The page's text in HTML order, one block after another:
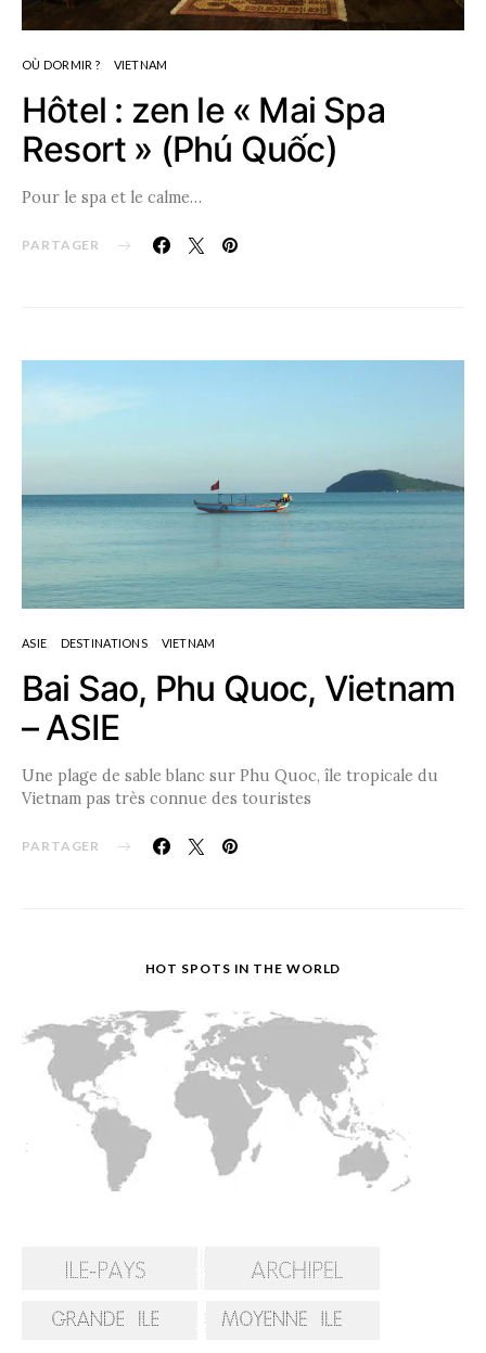
OÙ DORMIR ? VIETNAM
Hôtel : zen le « Mai Spa
Resort » (Phú Quốc)
Pour le spa et le calme…
PARTAGER
ASIE DESTINATIONS VIETNAM
Bai Sao, Phu Quoc, Vietnam
– ASIE
Une plage de sable blanc sur Phu Quoc, île tropicale du
Vietnam pas très connue des touristes
PARTAGER
HOT SPOTS IN THE WORLD